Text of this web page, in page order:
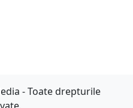
- Toate drepturile